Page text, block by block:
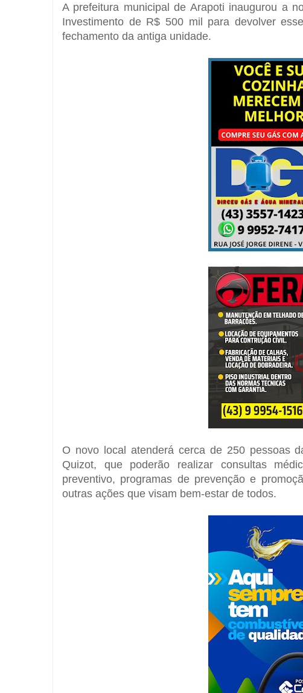
A prefeitura municipal de Arapoti inaugurou a
Investimento de R$ 500 mil para devolver
fechamento da antiga unidade.
O novo local atenderá cerca de 250 pessoas
Quizot, que poderão realizar consultas
preventivo, programas de prevenção e
outras ações que visam bem-estar de todos.